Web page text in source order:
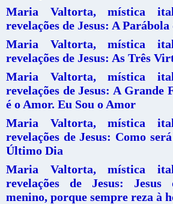
Maria Valtorta, mística
revelações de Jesus: A Parábola
Maria Valtorta, mística
revelações de Jesus: As Três
Maria Valtorta, mística
revelações de Jesus: A Grande
é o Amor. Eu Sou o Amor
Maria Valtorta, mística
revelações de Jesus: Como
Último Dia
Maria Valtorta, mística
revelações de Jesus:
menino, porque sempre reza à